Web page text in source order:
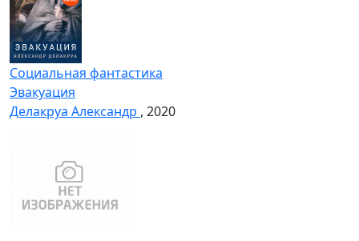
Социальная фантастика
Эвакуация
Делакруа Александр , 2020